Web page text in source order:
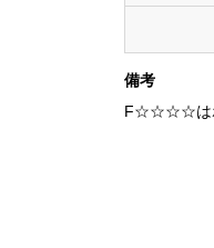
備考
F☆☆☆☆はホ